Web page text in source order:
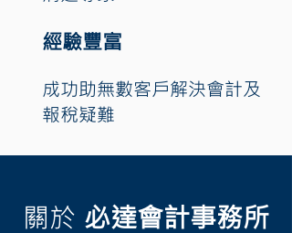
經驗豐富
成功助無數客戶解決會計及
報稅疑難
關於 必達會計事務所